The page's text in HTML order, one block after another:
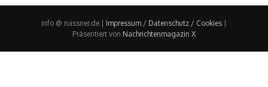
info @ nassner.de | Impressum / Datenschutz / Cookies
Präsentiert von Nachrichtenmagazin X